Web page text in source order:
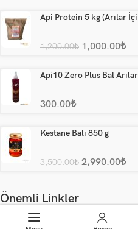
Api Protein 5 kg (Arılar
1,200.00₺ 1,000.00₺
Api10 Zero Plus Bal
300.00₺
Kestane Balı 850 g
3,500.00₺ 2,990.00₺
Önemli Linkler